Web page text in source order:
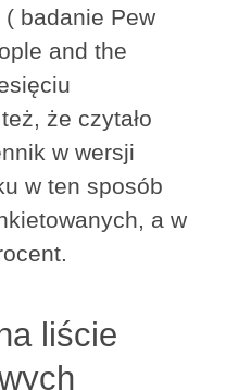
( badanie Pew
and the
że czytało
w wersji
w ten sposób
a w
liście